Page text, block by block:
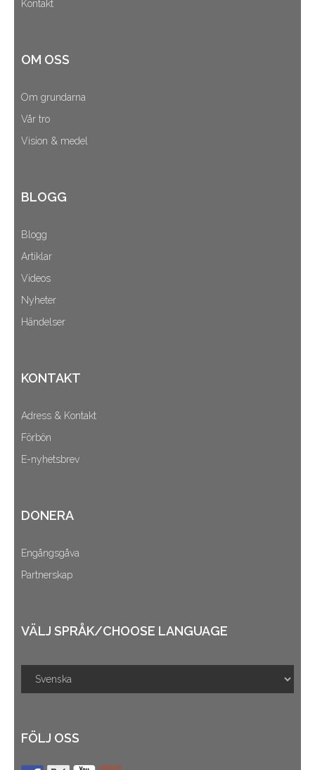
Kontakt
OM OSS
Om grundarna
Vår tro
Vision & medel
BLOGG
Blogg
Artiklar
Videos
Nyheter
Händelser
KONTAKT
Adress & Kontakt
Förbön
E-nyhetsbrev
DONERA
Engångsgåva
Partnerskap
VÄLJ SPRÅK/CHOOSE LANGUAGE
FÖLJ OSS